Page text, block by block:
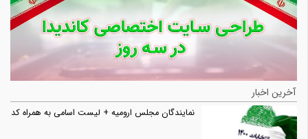
آخرین اخبار
نمایندگان مجلس ارومیه + لیست اسامی به همراه کد